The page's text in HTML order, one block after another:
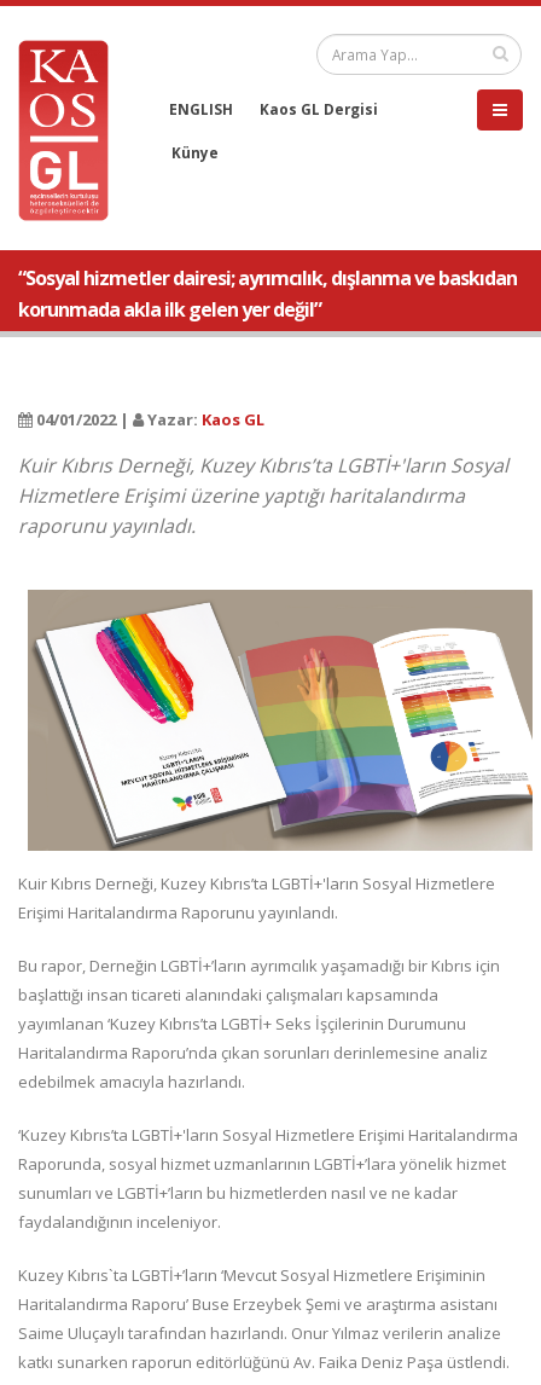
ENGLISH Kaos GL Dergisi
Künye
“Sosyal hizmetler dairesi; ayrımcılık, dışlanma ve baskıdan
korunmada akla ilk gelen yer değil”
04/01/2022 | Yazar: Kaos GL
Kuir Kıbrıs Derneği, Kuzey Kıbrıs’ta LGBTİ+'ların Sosyal
Hizmetlere Erişimi üzerine yaptığı haritalandırma
raporunu yayınladı.
Kuir Kıbrıs Derneği, Kuzey Kıbrıs’ta LGBTİ+'ların Sosyal Hizmetlere
Erişimi Haritalandırma Raporunu yayınlandı.
Bu rapor, Derneğin LGBTİ+’ların ayrımcılık yaşamadığı bir Kıbrıs için
başlattığı insan ticareti alanındaki çalışmaları kapsamında
yayımlanan ‘Kuzey Kıbrıs’ta LGBTİ+ Seks İşçilerinin Durumunu
Haritalandırma Raporu’nda çıkan sorunları derinlemesine analiz
edebilmek amacıyla hazırlandı.
‘Kuzey Kıbrıs’ta LGBTİ+'ların Sosyal Hizmetlere Erişimi Haritalandırma
Raporunda, sosyal hizmet uzmanlarının LGBTİ+’lara yönelik hizmet
sunumları ve LGBTİ+’ların bu hizmetlerden nasıl ve ne kadar
faydalandığının inceleniyor.
Kuzey Kıbrıs`ta LGBTİ+’ların ‘Mevcut Sosyal Hizmetlere Erişiminin
Haritalandırma Raporu’ Buse Erzeybek Şemi ve araştırma asistanı
Saime Uluçaylı tarafından hazırlandı. Onur Yılmaz verilerin analize
katkı sunarken raporun editörlüğünü Av. Faika Deniz Paşa üstlendi.